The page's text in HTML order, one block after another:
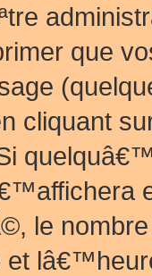
que
cliquant
le
et